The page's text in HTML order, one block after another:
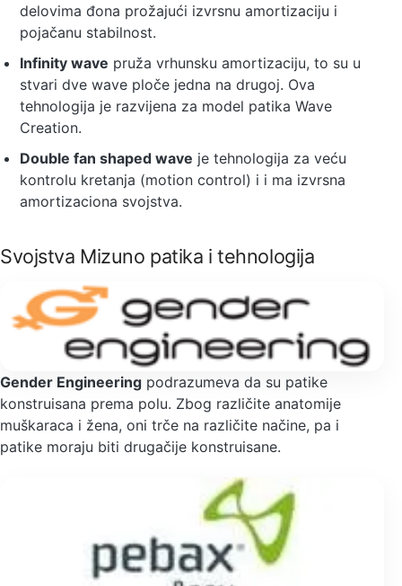
delovima đona prožajući izvrsnu amortizaciju i
pojačanu stabilnost.
Infinity wave pruža vrhunsku amortizaciju, to su u
stvari dve wave ploče jedna na drugoj. Ova
tehnologija je razvijena za model patika Wave
Creation.
Double fan shaped wave je tehnologija za veću
kontrolu kretanja (motion control) i i ma izvrsna
amortizaciona svojstva.
Svojstva Mizuno patika i tehnologija
Gender Engineering podrazumeva da su patike
konstruisana prema polu. Zbog različite anatomije
muškaraca i žena, oni trče na različite načine, pa i
patike moraju biti drugačije konstruisane.